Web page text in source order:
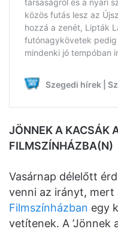
JÖNNEK A KACSÁK
FILMSZÍNHÁZBA(N)
Vasárnap délelőtt
venni az irányt, mert
Filmszínházban egy
vetítenek. A ’Jönnek